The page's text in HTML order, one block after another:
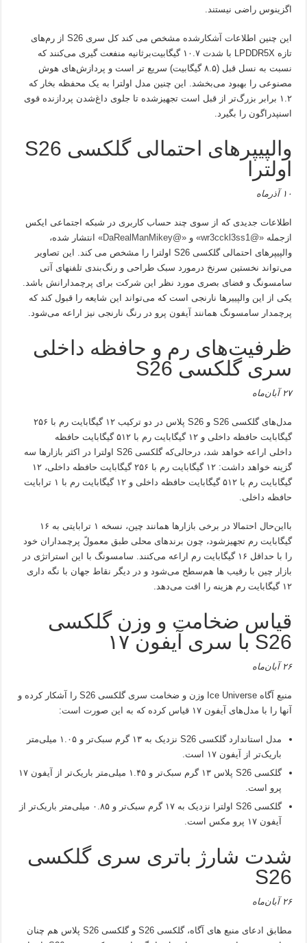
اگزینوس راضی نیستند.
این چنین اطلاعات آشکار‌شده مشخص می کند کل سری S26 از رم‌های
تازه LPDDR5X با شدت ۱۰.۷ گیگابیت‌برثانیه منفعت گیری می‌کنند که
نسبت به نسل قبل (۸.۵ گیگابیت) سریع تر است و پردازش‌های هوش
مصنوعی را بهبود می‌بخشد. این چنین مدل اولترا به یک محفظه بخار که
۱.۲ برابر بزرگ‌تر از قبل است تجهیزشده تا جلوی داغ‌شدن پردازنده قوی
اسنپدراگون را بگیرد.
والپیپرهای احتمالی گلکسی S26
اولترا
۱۰ آذرماه
اطلاعات جدیدی که از سوی چند حساب کاربری در شبکه اجتماعی ایکس
ازجمله«@wr3cckl3ss1» و«@DaRealManMikey»
انتشار شده،
والپیپرهای احتمالی گلکسی S26 اولترا را مشخص می کند. این تصاویر
می‌تواند نخستین سرنخ درمورد سبک طراحی و رنگ‌بندی تلفنهای آتی
سامسونگ و فضای بصری مورد نظر این شرکت برای پرچمدارانش باشد.
یکی از این والپییرها نارنجی است که می‌تواند این شایعه را قبول کند که
پرچمدار سامسونگ همانند آیفون پرو در رنگ نارنجی نیز اراعه می‌شود.
ظرفیت‌های رم و حافظه داخلی
سری گلکسی S26
۲۷ آبان‌ماه
مدل‌های گلکسی S26 و S26 پلاس در دو ترکیب ۱۲ گیگابایت رم با ۲۵۶
گیگابایت حافظه داخلی و ۱۲ گیگابایت رم با ۵۱۲ گیگابایت حافظه
داخلی اراعه خواهد شد، درحالی‌که گلکسی S26 اولترا در اکثر بازارها سه
گزینه خواهد داشت: ۱۲ گیگابایت رم با ۲۵۶ گیگابایت حافظه داخلی، ۱۲
گیگابایت رم با ۵۱۲ گیگابایت حافظه داخلی و ۱۲ گیگابایت رم با ۱ ترابایت
حافظه داخلی.
بااین‌حال احتمالا در برخی بازارها همانند چین، نسخه ۱ ترابایتی به ۱۶
گیگابایت رم تجهیزشود، چون برندهای محلی طبق معمولً پرچمداران خود
را با حداقل ۱۶ گیگابایت رم اراعه می‌کنند. سامسونگ با این استراتژی در
بازار چین با رقیب ها هم‌سطح می‌شود و در دیگر نقاط جهان با نگه داری
۱۲ گیگابایت رم هزینه را افت می‌دهد.
قیاس ضخامت و وزن گلکسی
S26 با سری آیفون ۱۷
۲۶ آبان‌ماه
منبع آگاه Ice Universe وزن و ضخامت سری گلکسی S26 را آشکار کرده و
آنها را با مدل‌های آیفون ۱۷ قیاس کرده که به این صورت است:
مدل استاندارد گلکسی S26 نزدیک به ۱۳ گرم سبک‌تر و ۱.۰۵ میلی‌متر
باریک‌تر از آیفون ۱۷ است.
گلکسی S26 پلاس ۱۳ گرم سبک‌تر و ۱.۴۵ میلی‌متر باریک‌تر از آیفون ۱۷
پرو است.
گلکسی S26 اولترا نزدیک به ۱۷ گرم سبک‌تر و ۰.۸۵ میلی‌متر باریک‌تر از
آیفون ۱۷ پرو مکس است.
شدت شارژ باتری سری گلکسی
S26
۲۶ آبان‌ماه
مطابق ادعای منبع های آگاه، گلکسی S26 و گلکسی S26 پلاس هم چنان